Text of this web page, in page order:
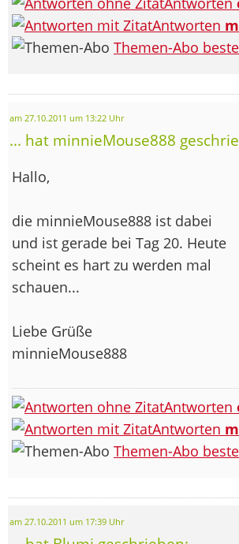
Antworten
Themen-Abo
am 27.10.2011 um 13:22 Uhr
... hat minnieMouse888
Hallo,
die minnieMouse888 ist dabei
und ist gerade bei Tag 20. Heute
scheint es hart zu werden mal
schauen...
Liebe Grüße
minnieMouse888
Antworten
Antworten
Themen-Abo
am 27.10.2011 um 17:39 Uhr